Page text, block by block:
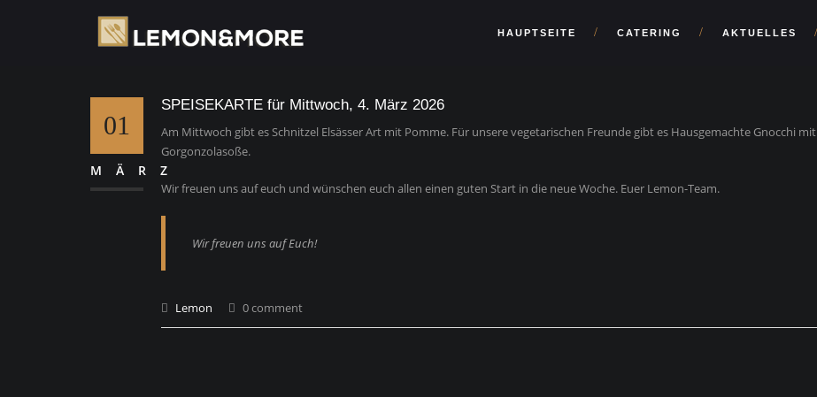
HAUPTSEITE CATERING AKTUELLES
01
MÄRZ
SPEISEKARTE für Mittwoch, 4. März 2026
Am Mittwoch gibt es Schnitzel Elsässer Art mit Pomme. Für unsere vegetarischen Freunde gibt es Hausgemachte Gnocchi mit
Gorgonzolasoße.
Wir freuen uns auf euch und wünschen euch allen einen guten Start in die neue Woche. Euer Lemon-Team.
Wir freuen uns auf Euch!
Lemon 0 comment